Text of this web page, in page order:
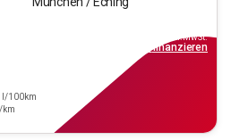
l/100km
km
inkl.MwSt.
finanzieren